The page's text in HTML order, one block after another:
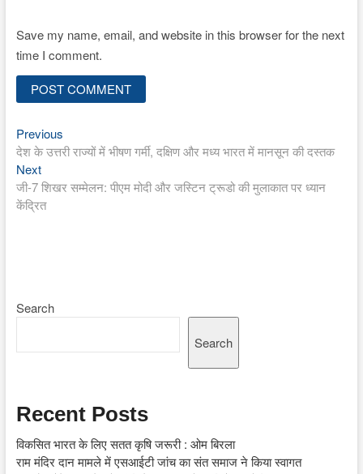
Save my name, email, and website in this browser for the next
time I comment.
Post
navigation
PreviousPrevious
post:
देश के उत्तरी राज्यों में भीषण गर्मी, दक्षिण और मध्य भारत में मानसून की दस्तक
NextNext
post:
जी-7 शिखर सम्मेलन: पीएम मोदी और जस्टिन ट्रूडो की मुलाकात पर ध्यान
केंद्रित
Search
Search
Recent Posts
विकसित भारत के लिए सतत कृषि जरूरी : ओम बिरला
राम मंदिर दान मामले में एसआईटी जांच का संत समाज ने किया स्वागत